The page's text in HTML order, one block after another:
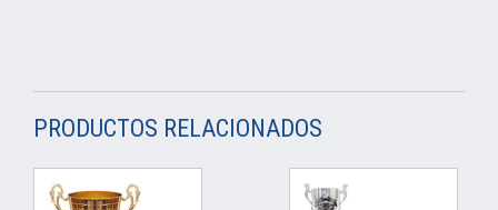
PRODUCTOS RELACIONADOS